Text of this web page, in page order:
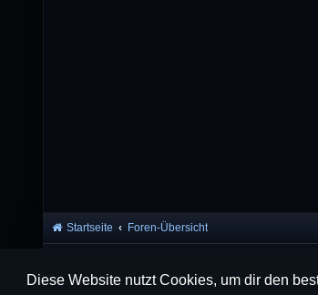
Diese Website nutzt Cookies, um dir den
Startseite Foren-Übersicht